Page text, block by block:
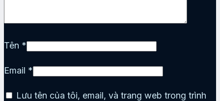
Tên *
Email *
Lưu tên của tôi, email, và trang web trong trình